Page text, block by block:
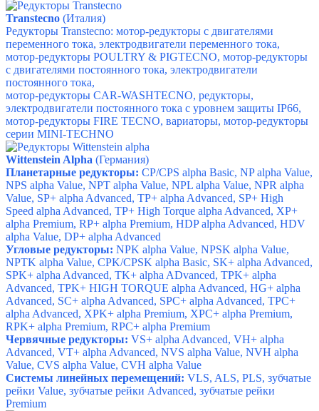
Transtecno (Италия)
Редукторы Transtecno: мотор-редукторы с двигателями
переменного тока, электродвигатели переменного тока,
мотор-редукторы POULTRY & PIGTECNO, мотор-редукторы
с двигателями постоянного тока, электродвигатели
постоянного тока,
мотор-редукторы CAR-WASHTECNO, редукторы,
электродвигатели постоянного тока с уровнем защиты IP66,
мотор-редукторы FIRE TECNO, вариаторы, мотор-редукторы
серии MINI-TECHNO
Wittenstein Alpha (Германия)
Планетарные редукторы: CP/CPS alpha Basic, NP alpha Value,
NPS alpha Value, NPT alpha Value, NPL alpha Value, NPR alpha
Value, SP+ alpha Advanced, TP+ alpha Advanced, SP+ High
Speed alpha Advanced, TP+ High Torque alpha Advanced, XP+
alpha Premium, RP+ alpha Premium, HDP alpha Advanced, HDV
alpha Value, DP+ alpha Advanced
Угловые редукторы: NPK alpha Value, NPSK alpha Value,
NPTK alpha Value, CPK/CPSK alpha Basic, SK+ alpha Advanced,
SPK+ alpha Advanced, TK+ alpha ADvanced, TPK+ alpha
Advanced, TPK+ HIGH TORQUE alpha Advanced, HG+ alpha
Advanced, SC+ alpha Advanced, SPC+ alpha Advanced, TPC+
alpha Advanced, XPK+ alpha Premium, XPC+ alpha Premium,
RPK+ alpha Premium, RPC+ alpha Premium
Червячные редукторы: VS+ alpha Advanced, VH+ alpha
Advanced, VT+ alpha Advanced, NVS alpha Value, NVH alpha
Value, CVS alpha Value, CVH alpha Value
Системы линейных перемещений: VLS, ALS, PLS, зубчатые
рейки Value, зубчатые рейки Advanced, зубчатые рейки
Premium